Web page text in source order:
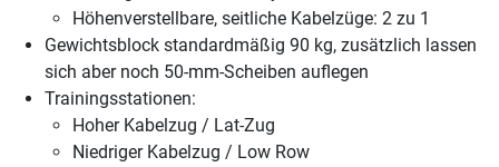
Höhenverstellbare, seitliche Kabelzüge: 2 zu 1
Gewichtsblock standardmäßig 90 kg, zusätzlich lassen
sich aber noch 50-mm-Scheiben auflegen
Trainingsstationen:
Hoher Kabelzug / Lat-Zug
Niedriger Kabelzug / Low Row